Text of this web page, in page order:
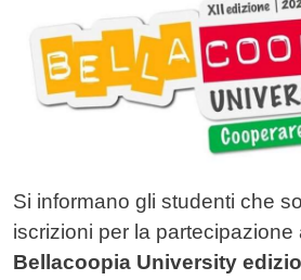
Si informano gli studenti che
iscrizioni per la partecipazione
Bellacoopia University